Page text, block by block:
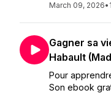
March 09, 2026•
Gagner sa
Habault
Pour
Son ebook